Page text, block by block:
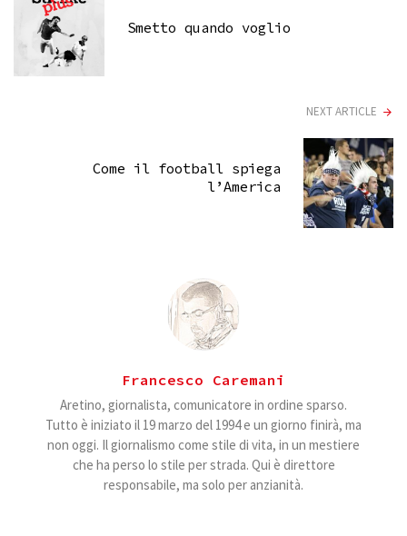
Smetto quando voglio
NEXT ARTICLE
Come il football spiega
l’America
Francesco Caremani
Aretino, giornalista, comunicatore in ordine sparso.
Tutto è iniziato il 19 marzo del 1994 e un giorno finirà, ma
non oggi. Il giornalismo come stile di vita, in un mestiere
che ha perso lo stile per strada. Qui è direttore
responsabile, ma solo per anzianità.